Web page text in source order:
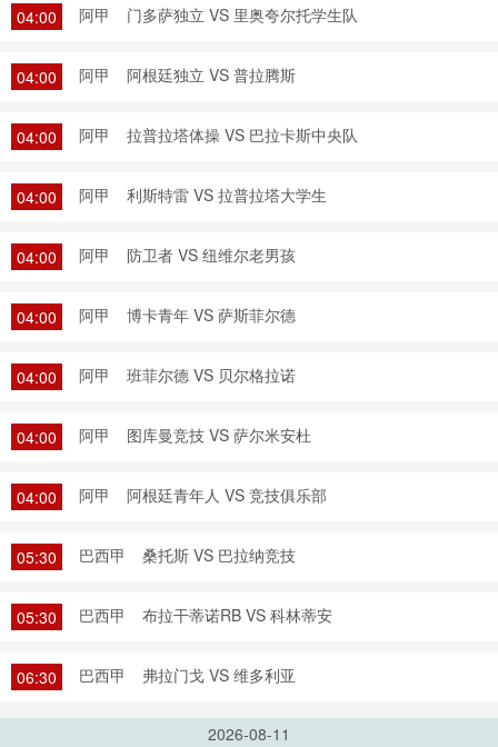
04:00 阿甲 门多萨独立 VS 里奥夸尔托学生队
04:00 阿甲 阿根廷独立 VS 普拉腾斯
04:00 阿甲 拉普拉塔体操 VS 巴拉卡斯中央队
04:00 阿甲 利斯特雷 VS 拉普拉塔大学生
04:00 阿甲 防卫者 VS 纽维尔老男孩
04:00 阿甲 博卡青年 VS 萨斯菲尔德
04:00 阿甲 班菲尔德 VS 贝尔格拉诺
04:00 阿甲 图库曼竞技 VS 萨尔米安杜
04:00 阿甲 阿根廷青年人 VS 竞技俱乐部
05:30 巴西甲 桑托斯 VS 巴拉纳竞技
05:30 巴西甲 布拉干蒂诺RB VS 科林蒂安
06:30 巴西甲 弗拉门戈 VS 维多利亚
2026-08-11